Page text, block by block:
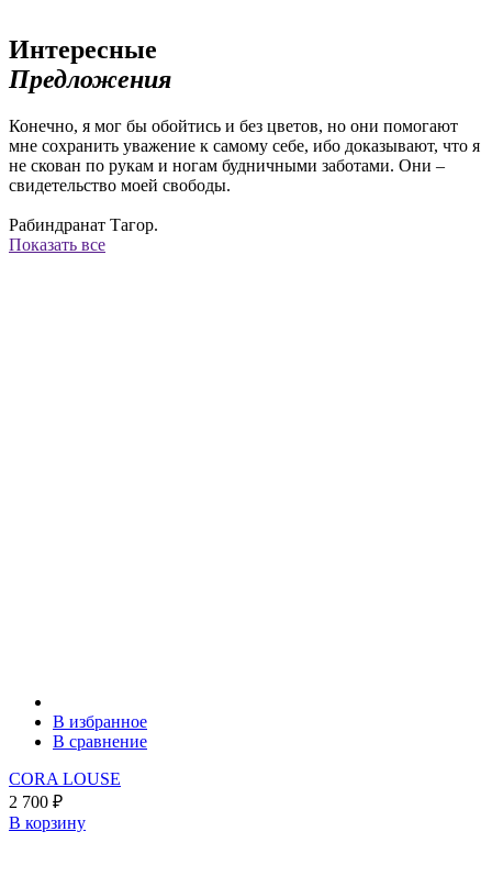
Интересные
Предложения
Конечно, я мог бы обойтись и без цветов, но они помогают
мне сохранить уважение к самому себе, ибо доказывают, что я
не скован по рукам и ногам будничными заботами. Они –
свидетельство моей свободы.
Рабиндранат Тагор.
Показать все
В избранное
В сравнение
CORA LOUSE
2 700 ₽
В корзину